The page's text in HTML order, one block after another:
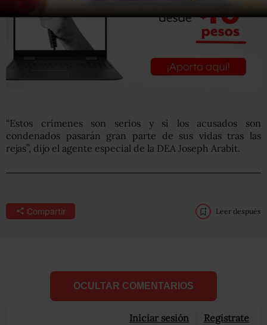
“Estos crímenes son serios y si los acusados son
condenados pasarán gran parte de sus vidas tras las
rejas”, dijo el agente especial de la DEA Joseph Arabit.
Compartir Leer después
OCULTAR COMENTARIOS
Iniciar sesión Registrate